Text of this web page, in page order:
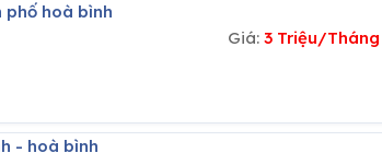
phố hoà bình
Giá:3 Triệu/Tháng
- hoà bình